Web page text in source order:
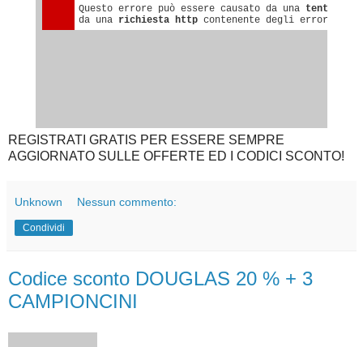
REGISTRATI GRATIS PER ESSERE SEMPRE
AGGIORNATO SULLE OFFERTE ED I CODICI SCONTO!
Unknown Nessun commento:
Condividi
Codice sconto DOUGLAS 20 % + 3
CAMPIONCINI